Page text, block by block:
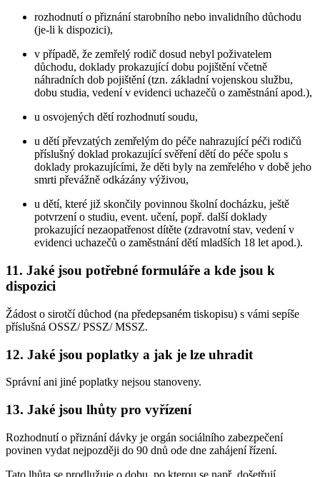
rozhodnutí o přiznání starobního nebo invalidního důchodu
(je-li k dispozici),
v případě, že zemřelý rodič dosud nebyl poživatelem
důchodu, doklady prokazující dobu pojištění včetně
náhradních dob pojištění (tzn. základní vojenskou službu,
dobu studia, vedení v evidenci uchazečů o zaměstnání apod.),
u osvojených dětí rozhodnutí soudu,
u dětí převzatých zemřelým do péče nahrazující péči rodičů
příslušný doklad prokazující svěření dětí do péče spolu s
doklady prokazujícími, že děti byly na zemřelého v době jeho
smrti převážně odkázány výživou,
u dětí, které již skončily povinnou školní docházku, ještě
potvrzení o studiu, event. učení, popř. další doklady
prokazující nezaopatřenost dítěte (zdravotní stav, vedení v
evidenci uchazečů o zaměstnání dětí mladších 18 let apod.).
11. Jaké jsou potřebné formuláře a kde jsou k
dispozici
Žádost o sirotčí důchod (na předepsaném tiskopisu) s vámi sepíše
příslušná OSSZ/ PSSZ/ MSSZ.
12. Jaké jsou poplatky a jak je lze uhradit
Správní ani jiné poplatky nejsou stanoveny.
13. Jaké jsou lhůty pro vyřízení
Rozhodnutí o přiznání dávky je orgán sociálního zabezpečení
povinen vydat nejpozději do 90 dnů ode dne zahájení řízení.
Tato lhůta se prodlužuje o dobu, po kterou se např. došetřují